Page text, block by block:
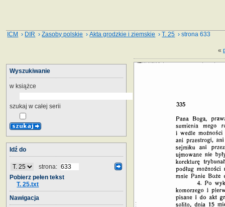
ICM › DIR ›Zasoby polskie ›Akta grodzkie i ziemskie ›T. 25 › strona 633
«
Wyszukiwanie
w książce
szukaj w całej serii
Idź do
strona:
Pobierz pełen tekst
T. 25.txt
Nawigacja